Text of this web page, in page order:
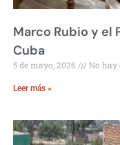
Marco Rubio y el
Cuba
5 de mayo, 2026 No hay
Leer más »